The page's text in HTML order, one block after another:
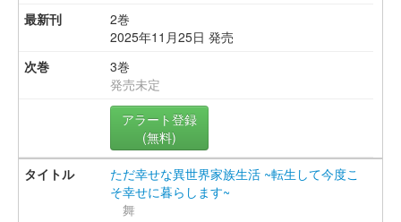
2巻
2025年11月25日 発売
3巻
発売未定
アラート登録
(無料)
ただ幸せな異世界家族生活 ~転生して今度こ
そ幸せに暮らします~
舞